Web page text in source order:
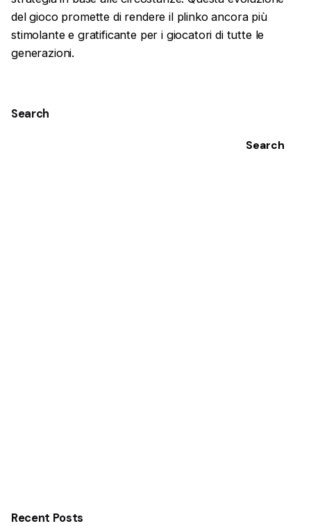
Search
Search
Recent Posts
del gioco promette di rendere il plinko ancora più
stimolante e gratificante per i giocatori di tutte le
generazioni.